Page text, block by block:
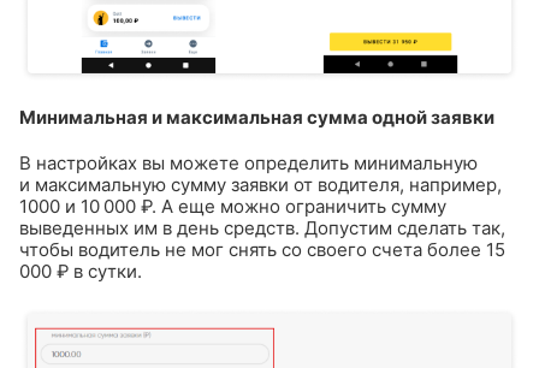
Минимальная и максимальная сумма одной заявки
В настройках вы можете определить минимальную
и максимальную сумму заявки от водителя, например,
1000 и 10 000 ₽. А еще можно ограничить сумму
выведенных им в день средств. Допустим сделать так,
чтобы водитель не мог снять со своего счета более 15
000 ₽ в сутки.